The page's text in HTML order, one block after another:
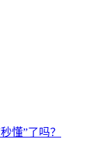
懂”了吗？